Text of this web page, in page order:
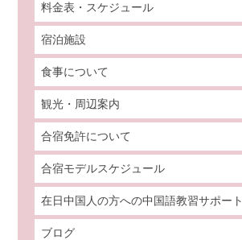
料金表・スケジュール
宿泊施設
食事について
観光・周辺案内
合宿免許について
合宿モデルスケジュール
在日中国人の方への中国語教習サポート
ブログ